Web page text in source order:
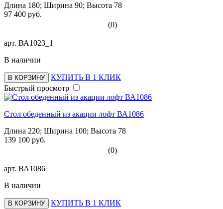
Длина 180; Ширина 90; Высота 78
97 400 руб.
(0)
арт. ВА1023_1
В наличии
В КОРЗИНУ
КУПИТЬ В 1 КЛИК
Быстрый просмотр
Стол обеденный из акации лофт ВА1086
Длина 220; Ширина 100; Высота 78
139 100 руб.
(0)
арт. ВА1086
В наличии
В КОРЗИНУ
КУПИТЬ В 1 КЛИК